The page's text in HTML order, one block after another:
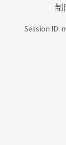
制
Session ID: